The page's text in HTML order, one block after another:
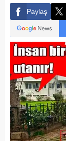
Paylaş